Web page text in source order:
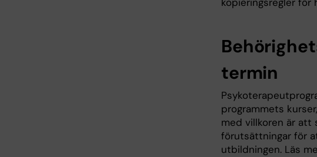
kopieringsregler för
termin
programmets
med villkoren är att
förutsättningar för
utbildningen. Läs